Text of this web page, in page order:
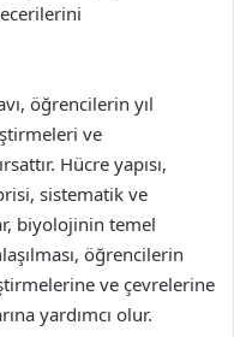
öğrencilerin yıl
ve
Hücre yapısı,
sistematik ve
biyolojinin temel
öğrencilerin
ve çevrelerine
yardımcı olur.